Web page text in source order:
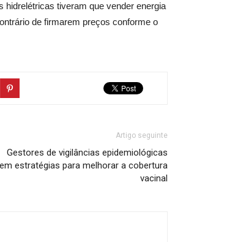
tiveram que vender energia
de firmarem preços conforme o
Artigo seguinte
Gestores de vigilâncias epidemiológicas
estratégias para melhorar a cobertura
vacinal